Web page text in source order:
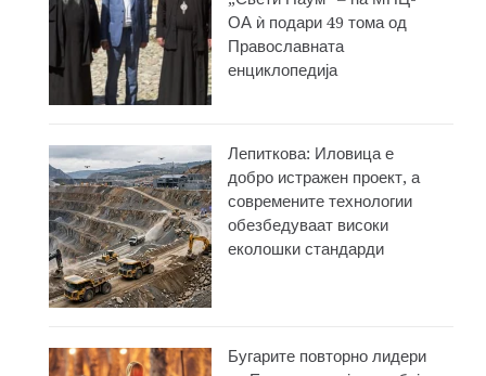
ОА ѝ подари 49 тома од
Православната
енциклопедија
Лепиткова: Иловица е
добро истражен проект, а
современите технологии
обезбедуваат високи
еколошки стандарди
Бугарите повторно лидери